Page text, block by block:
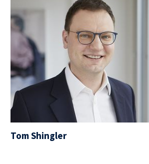
Tom Shingler